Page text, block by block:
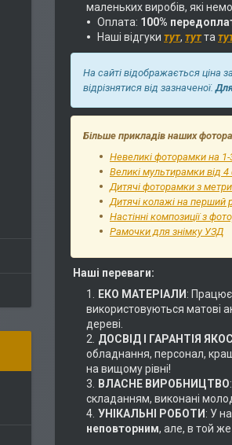
маленьких виробів, які
Оплата: 100%
Наші відгуки тут, тутта
На сайті відображається ціна
відрізнятися від зазначеної.
Більше прикладів наших
Невеликі фоторамки на 1-
Великі мультирамки від
Дитячі фоторамки з
Дитячі колажі на перший
Настінні композиції з
Рамочки для знімку УЗД
Наші переваги:
ЕКО МАТЕРІАЛИ :
використовуються матові
дереві.
ДОСВІД І ГАРАНТІЯ
обладнання, персонал,
на вищому рівні!
ВЛАСНЕ ВИРОБНИЦТВО
складанням, виконані
УНІКАЛЬНІ РОБОТИ : У
неповторним, але, в той